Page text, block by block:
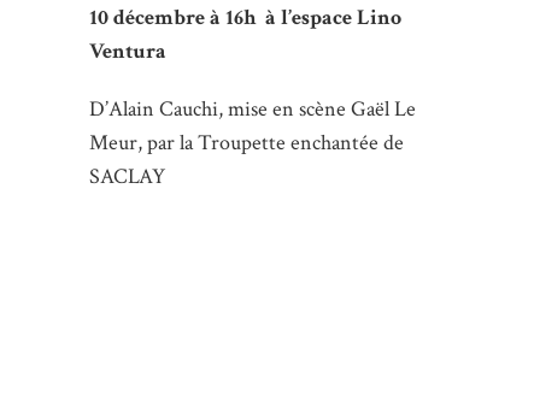
10 décembre à 16h à l’espace Lino
Ventura
D’Alain Cauchi, mise en scène Gaël Le
Meur, par la Troupette enchantée de
SACLAY